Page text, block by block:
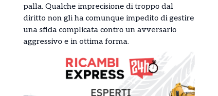
palla. Qualche imprecisione di troppo dal
diritto non gli ha comunque impedito di gestire
una sfida complicata contro un avversario
aggressivo e in ottima forma.